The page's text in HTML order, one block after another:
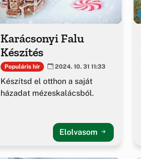
Karácsonyi Falu
Készítés
Populáris hír 2024. 10. 31 11:33
Készítsd el otthon a saját
házadat mézeskalácsból.
Elolvasom